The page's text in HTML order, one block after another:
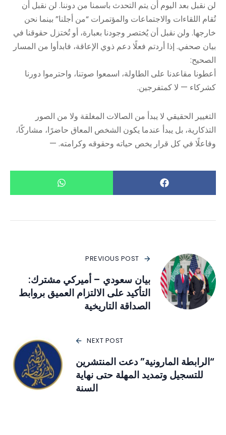
لن نقبل بعد اليوم أن يتم التحدث باسمنا من دوننا. لن نقبل أن
تُقام اللقاءات والاجتماعات والمؤتمرات “من أجلنا” بينما نحن
خارجها. ولن نقبل أن يُختصر وجودنا بعبارة، أو تُختزل حقوقنا في
بيان صحفي. إذا أردتم فعلًا دعم ذوي الإعاقة، فابدأوا من المسار
الصحيح:
أعطونا مقاعدنا على الطاولة، اسمعوا صوتنا، واحترموا دورنا
كشركاء — لا كمتفرجين.
التغيير الحقيقي لا يبدأ من الصالات المغلقة ولا من الصور
التذكارية، بل يبدأ عندما يكون الشخص المعاق حاضرًا، مشاركًا،
وفاعلًا في كل قرار يخص حياته وحقوقه وكرامته. —
PREVIOUS POST
بيان سعودي – أميركي مشترك:
التأكيد على الالتزام العميق بروابط
الصداقة التاريخية
NEXT POST
“الرابطة المارونية” دعت المنتشرين
للتسجيل وتمديد المهلة حتى نهاية
السنة